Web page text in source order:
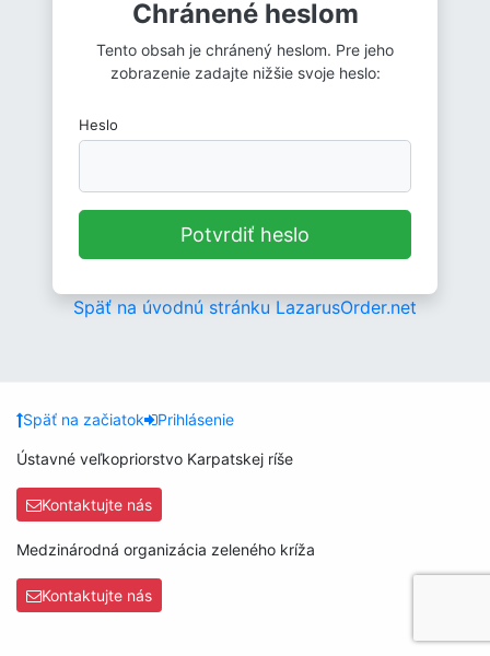
Chránené heslom
Tento obsah je chránený heslom. Pre jeho
zobrazenie zadajte nižšie svoje heslo:
Heslo
Potvrdiť heslo
Späť na úvodnú stránku LazarusOrder.net
Späť na začiatok Prihlásenie
Ústavné veľkopriorstvo Karpatskej ríše
Kontaktujte nás
Medzinárodná organizácia zeleného kríža
Kontaktujte nás